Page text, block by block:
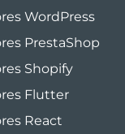
WordPress
PrestaShop
Shopify
Flutter
React